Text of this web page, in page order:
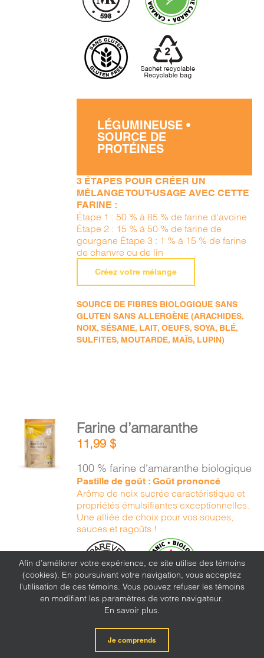
LÉGUMINEUSE •
SOURCE DE
PROTÉINES
3 ÉTAPES POUR CRÉER UN
MÉLANGE TOUT-USAGE AVEC CETTE
FARINE :
Étape 1 : 50 % à 85 % de farine d'avoine
Étape 2 : 15 % à 50 % de farine de
gourgane Étape 3 : 1 % à 15 % de farine
de chanvre ou de lin
Créez votre mélange
SOURCE DE FIBRES BIOLOGIQUE SANS
GLUTEN SANS ALLERGÈNE (ARACHIDES,
NOIX, SÉSAME, LAIT, OEUFS, SOYA, BLÉ,
SULFITES, MOUTARDE, MAÏS, LUPIN)
AJOUTER
AU
PANIER
Farine d’amaranthe
11,99$
100 % farine d'amaranthe biologique
Pastille de goût : Goût prononcé
Arôme de noix sucrée caractéristique et
propriétés émulsifiantes exceptionnelles.
Une alliée de choix pour vos soupes,
sauces et ragoûts !
Afin d’améliorer votre expérience, ce site utilise des témoins
(cookies). En poursuivant votre navigation, vous acceptez
l'utilisation de ces témoins. Vous pouvez refuser les témoins
en modifiant les paramètres de votre navigateur.
En savoir plus.
Je comprends